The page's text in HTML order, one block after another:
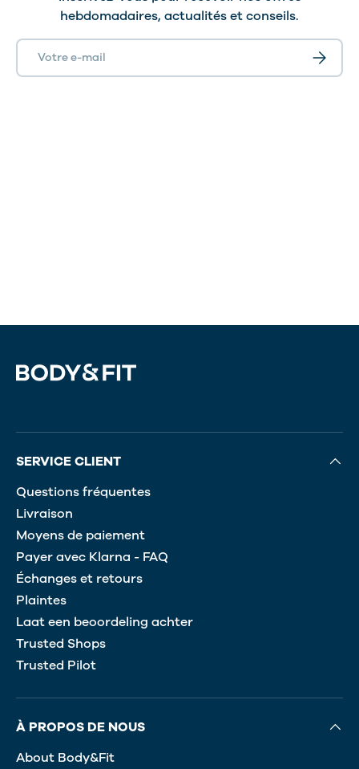
hebdomadaires, actualités et conseils.
E-mail
SERVICE CLIENT
Questions fréquentes
Livraison
Moyens de paiement
Payer avec Klarna - FAQ
Échanges et retours
Plaintes
Laat een beoordeling achter
Trusted Shops
Trusted Pilot
À PROPOS DE NOUS
About Body&Fit